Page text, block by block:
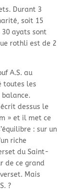
Durant 3
soit 15
ayats sont
rothli est de 2
A.S. au
toutes les
balance.
dessus le
» et il met ce
: sur un
riche
du Saint-
de ce grand
Mais
?